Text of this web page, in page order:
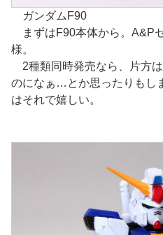
ガンダムF90
まずはF90本体から。A&P
様。
2種類同時発売なら、片方
のになぁ…とか思ったりもし
はそれで嬉しい。